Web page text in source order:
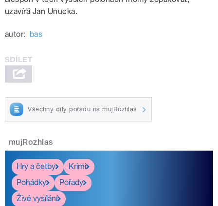
uzavírá Jan Unucka.
autor: bas
Všechny díly pořadu na mujRozhlas
mujRozhlas
Hry a četby
Krimi
Pohádky
Pořady
Živé vysílání